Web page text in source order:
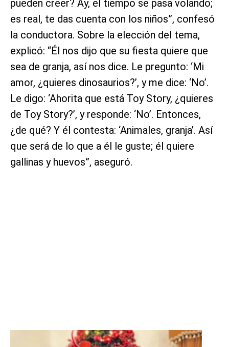
pueden creer? Ay, el tiempo se pasa volando;
es real, te das cuenta con los niños”, confesó
la conductora. Sobre la elección del tema,
explicó: “Él nos dijo que su fiesta quiere que
sea de granja, así nos dice. Le pregunto: ‘Mi
amor, ¿quieres dinosaurios?’, y me dice: ‘No’.
Le digo: ‘Ahorita que está Toy Story, ¿quieres
de Toy Story?’, y responde: ‘No’. Entonces,
¿de qué? Y él contesta: ‘Animales, granja’. Así
que será de lo que a él le guste; él quiere
gallinas y huevos”, aseguró.